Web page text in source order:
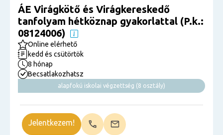
ÁE Virágkötő és Virágkereskedő
tanfolyam hétköznap gyakorlattal (P.k.:
08124006)
Online elérhető
kedd és csütörtök
8 hónap
Becsatlakozhatsz
alapfokú iskolai végzettség (8 osztály)
Jelentkezem!